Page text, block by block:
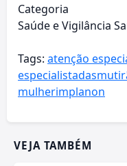
Categoria
Saúde e Vigilância
Tags: atenção
especialistadas
mulherimplanon
VEJA TAMBÉM